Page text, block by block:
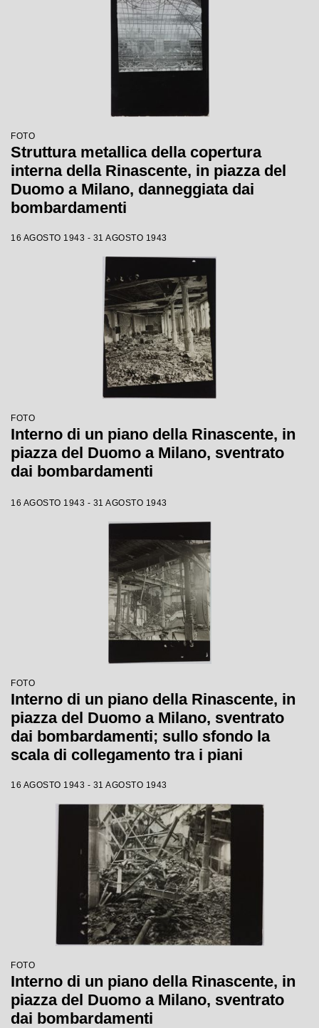
FOTO
Struttura metallica della copertura
interna della Rinascente, in piazza del
Duomo a Milano, danneggiata dai
bombardamenti
16 AGOSTO 1943 - 31 AGOSTO 1943
FOTO
Interno di un piano della Rinascente, in
piazza del Duomo a Milano, sventrato
dai bombardamenti
16 AGOSTO 1943 - 31 AGOSTO 1943
FOTO
Interno di un piano della Rinascente, in
piazza del Duomo a Milano, sventrato
dai bombardamenti; sullo sfondo la
scala di collegamento tra i piani
16 AGOSTO 1943 - 31 AGOSTO 1943
FOTO
Interno di un piano della Rinascente, in
piazza del Duomo a Milano, sventrato
dai bombardamenti